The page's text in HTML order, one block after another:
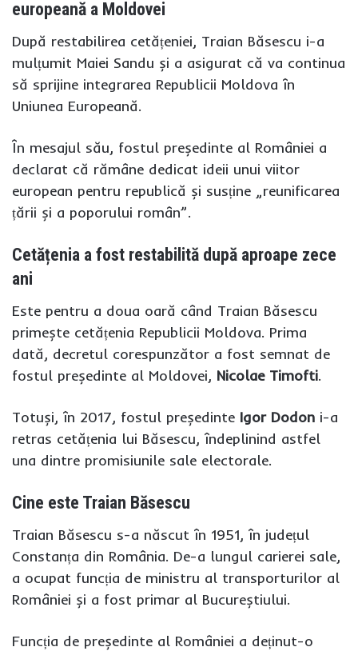
europeană a Moldovei
După restabilirea cetățeniei, Traian Băsescu i-a
mulțumit Maiei Sandu și a asigurat că va continua
să sprijine integrarea Republicii Moldova în
Uniunea Europeană.
În mesajul său, fostul președinte al României a
declarat că rămâne dedicat ideii unui viitor
european pentru republică și susține „reunificarea
țării și a poporului român”.
Cetățenia a fost restabilită după aproape zece
ani
Este pentru a doua oară când Traian Băsescu
primește cetățenia Republicii Moldova. Prima
dată, decretul corespunzător a fost semnat de
fostul președinte al Moldovei, Nicolae Timofti.
Totuși, în 2017, fostul președinte Igor Dodon i-a
retras cetățenia lui Băsescu, îndeplinind astfel
una dintre promisiunile sale electorale.
Cine este Traian Băsescu
Traian Băsescu s-a născut în 1951, în județul
Constanța din România. De-a lungul carierei sale,
a ocupat funcția de ministru al transporturilor al
României și a fost primar al Bucureștiului.
Funcția de președinte al României a deținut-o